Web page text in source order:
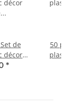
de
décor
de 200
*
50